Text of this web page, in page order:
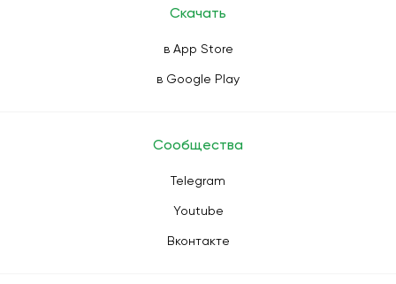
Скачать
в App Store
в Google Play
Сообщества
Telegram
Youtube
Вконтакте